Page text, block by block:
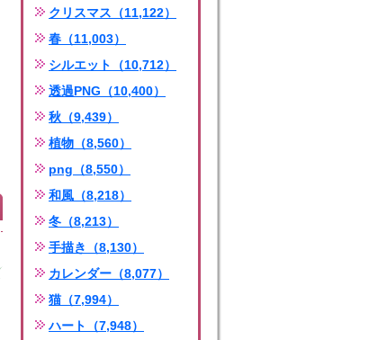
クリスマス（11,122）
春（11,003）
シルエット（10,712）
透過PNG（10,400）
秋（9,439）
植物（8,560）
png（8,550）
和風（8,218）
冬（8,213）
手描き（8,130）
カレンダー（8,077）
猫（7,994）
ハート（7,948）